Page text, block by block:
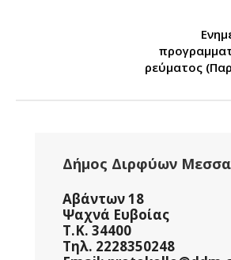
ρεύματος
Δήμος Διρφύων
Αβάντων 18
Ψαχνά Ευβοίας
Τ.Κ. 34400
Τηλ. 2228350248